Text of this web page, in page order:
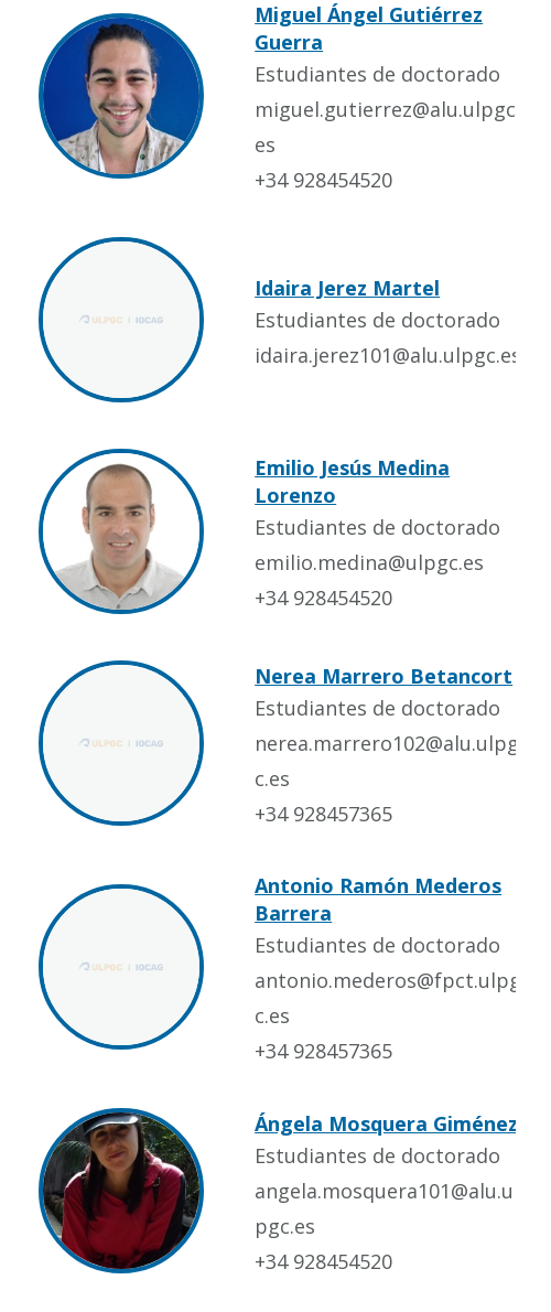
Miguel Ángel Gutiérrez
Guerra
Estudiantes de doctorado
miguel.gutierrez@alu.ulpgc.
es
+34 928454520
Idaira Jerez Martel
Estudiantes de doctorado
idaira.jerez101@alu.ulpgc.es
Emilio Jesús Medina
Lorenzo
Estudiantes de doctorado
emilio.medina@ulpgc.es
+34 928454520
Nerea Marrero Betancort
Estudiantes de doctorado
nerea.marrero102@alu.ulpg
c.es
+34 928457365
Antonio Ramón Mederos
Barrera
Estudiantes de doctorado
antonio.mederos@fpct.ulpg
c.es
+34 928457365
Ángela Mosquera Giménez
Estudiantes de doctorado
angela.mosquera101@alu.ul
pgc.es
+34 928454520